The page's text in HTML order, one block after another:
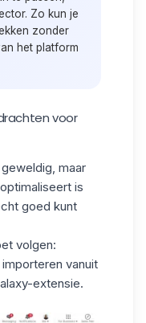
Zo kun je
zonder
het platform
voor
maar
is
goed kunt
volgen:
importeren vanuit
extensie.